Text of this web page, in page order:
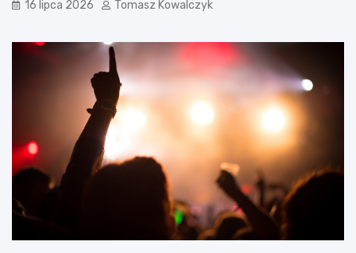
16 lipca 2026 Tomasz Kowalczyk